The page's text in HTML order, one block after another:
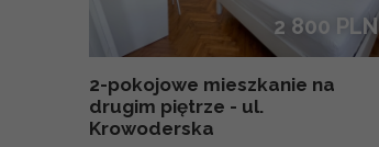
2 800 PLN
2-pokojowe mieszkanie na
drugim piętrze - ul.
Krowoderska